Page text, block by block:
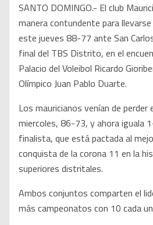
SANTO DOMINGO.- El club
manera contundente para
este jueves 88-77 ante San
final del TBS Distrito, en el
Palacio del Voleibol Ricardo
Olímpico Juan Pablo Duarte.
Los mauricianos venían de perder
miercoles, 86-73, y ahora iguala
finalista, que está pactada al
conquista de la corona 11 en la
superiores distritales.
Ambos conjuntos comparten el
más campeonatos con 10 cada